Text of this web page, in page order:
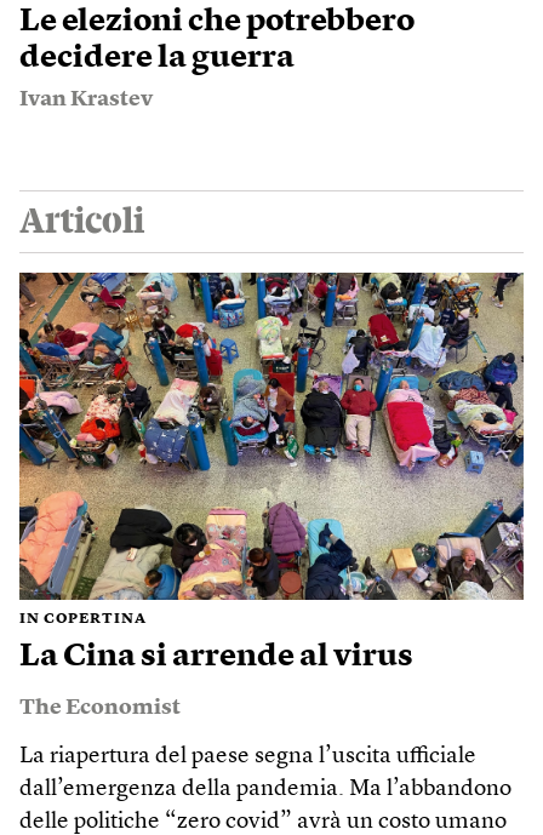
Le elezioni che potrebbero
decidere la guerra
Ivan Krastev
Articoli
IN COPERTINA
La Cina si arrende al virus
The Economist
La riapertura del paese segna l’uscita ufficiale
dall’emergenza della pandemia. Ma l’abbandono
delle politiche “zero covid” avrà un costo umano